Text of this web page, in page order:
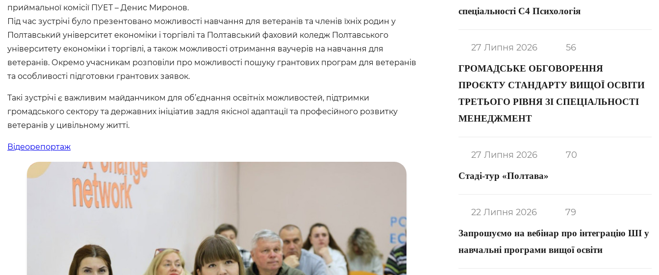
приймальної комісії ПУЕТ – Денис Миронов.
Під час зустрічі було презентовано можливості навчання для ветеранів та членів їхніх родин у
Полтавський університет економіки і торгівлі та Полтавський фаховий коледж Полтавського
університету економіки і торгівлі, а також можливості отримання ваучерів на навчання для
ветеранів. Окремо учасникам розповіли про можливості пошуку грантових програм для ветеранів
та особливості підготовки грантових заявок.
Такі зустрічі є важливим майданчиком для об’єднання освітніх можливостей, підтримки
громадського сектору та державних ініціатив задля якісної адаптації та професійного розвитку
ветеранів у цивільному житті.
Відеорепортаж
спеціальності С4 Психологія
27 Липня 2026 56
ГРОМАДСЬКЕ ОБГОВОРЕННЯ
ПРОЄКТУ СТАНДАРТУ ВИЩОЇ ОСВІТИ
ТРЕТЬОГО РІВНЯ ЗІ СПЕЦІАЛЬНОСТІ
МЕНЕДЖМЕНТ
27 Липня 2026 70
Стаді-тур «Полтава»
22 Липня 2026 79
Запрошуємо на вебінар про інтеграцію ШІ у
навчальні програми вищої освіти